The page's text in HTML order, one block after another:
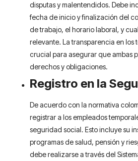
disputas y malentendidos. Debe
fecha de inicio y finalización del
de trabajo, el horario laboral, y
relevante. La transparencia en los
crucial para asegurar que ambas
derechos y obligaciones.
Registro en la
De acuerdo con la normativa
registrar a los empleados
seguridad social. Esto incluye su
programas de salud, pensión y
debe realizarse a través del